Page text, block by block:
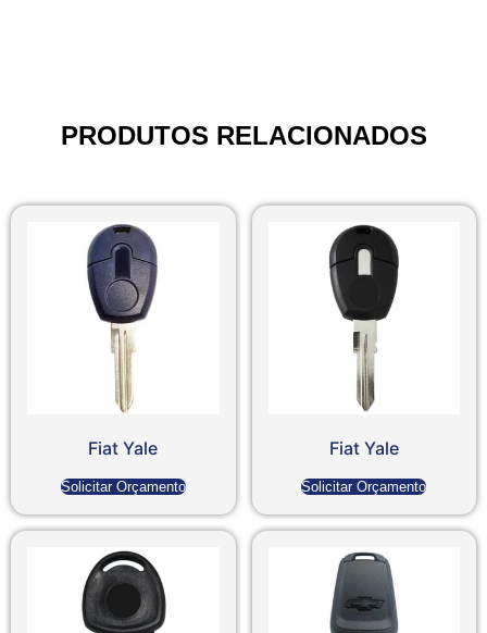
PRODUTOS RELACIONADOS
Fiat Yale
Solicitar Orçamento
Fiat Yale
Solicitar Orçamento